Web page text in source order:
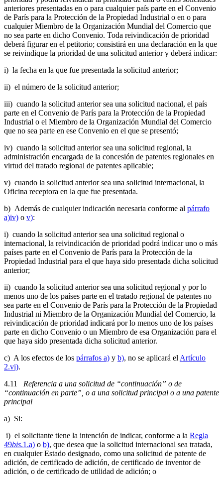
anteriores presentadas en o para cualquier país parte en el Convenio
de París para la Protección de la Propiedad Industrial o en o para
cualquier Miembro de la Organización Mundial del Comercio que
no sea parte en dicho Convenio. Toda reivindicación de prioridad
deberá figurar en el petitorio; consistirá en una declaración en la que
se reivindique la prioridad de una solicitud anterior y deberá indicar:
i) la fecha en la que fue presentada la solicitud anterior;
ii) el número de la solicitud anterior;
iii) cuando la solicitud anterior sea una solicitud nacional, el país
parte en el Convenio de París para la Protección de la Propiedad
Industrial o el Miembro de la Organización Mundial del Comercio
que no sea parte en ese Convenio en el que se presentó;
iv) cuando la solicitud anterior sea una solicitud regional, la
administración encargada de la concesión de patentes regionales en
virtud del tratado regional de patentes aplicable;
v) cuando la solicitud anterior sea una solicitud internacional, la
Oficina receptora en la que fue presentada.
b) Además de cualquier indicación necesaria conforme al párrafo
a)iv) o v):
i) cuando la solicitud anterior sea una solicitud regional o
internacional, la reivindicación de prioridad podrá indicar uno o más
países parte en el Convenio de París para la Protección de la
Propiedad Industrial para el que haya sido presentada dicha solicitud
anterior;
ii) cuando la solicitud anterior sea una solicitud regional y por lo
menos uno de los países parte en el tratado regional de patentes no
sea parte en el Convenio de París para la Protección de la Propiedad
Industrial ni Miembro de la Organización Mundial del Comercio, la
reivindicación de prioridad indicará por lo menos uno de los países
parte en dicho Convenio o un Miembro de esa Organización para el
que haya sido presentada dicha solicitud anterior.
c) A los efectos de los párrafos a) y b), no se aplicará el Artículo
2.vi).
4.11 Referencia a una solicitud de “continuación” o de
“continuación en parte”, o a una solicitud principal o a una patente
principal
a) Si:
i) el solicitante tiene la intención de indicar, conforme a la Regla
49bis.1.a) o b), que desea que la solicitud internacional sea tratada,
en cualquier Estado designado, como una solicitud de patente de
adición, de certificado de adición, de certificado de inventor de
adición, o de certificado de utilidad de adición; o